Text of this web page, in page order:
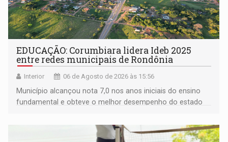
EDUCAÇÃO: Corumbiara lidera Ideb 2025
entre redes municipais de Rondônia
Interior 06 de Agosto de 2026 às 15:56
Município alcançou nota 7,0 nos anos iniciais do ensino
fundamental e obteve o melhor desempenho do estado